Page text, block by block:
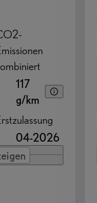
117
g/km
04-2026